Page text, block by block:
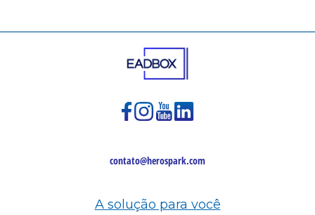
contato@herospark.com
A solução para você